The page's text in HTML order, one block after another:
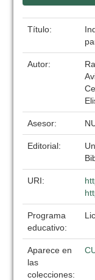
Título:
Autor:
Asesor:
Editorial:
URI:
Programa
educativo:
Aparece en
las
colecciones: